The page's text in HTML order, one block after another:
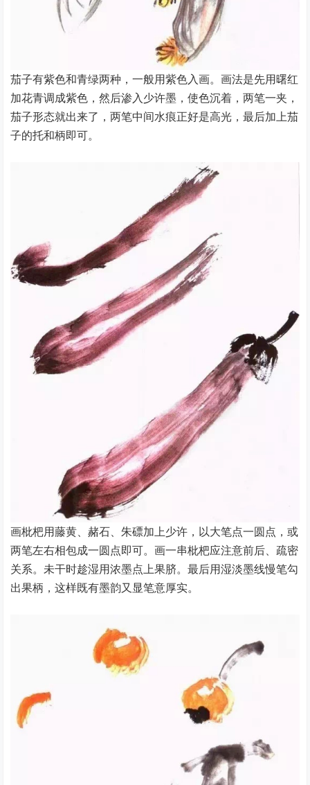
茄子有紫色和青绿两种，一般用紫色入画。画法是先用曙红
加花青调成紫色，然后渗入少许墨，使色沉着，两笔一夹，
茄子形态就出来了，两笔中间水痕正好是高光，最后加上茄
子的托和柄即可。
画枇杷用藤黄、赭石、朱磦加上少许，以大笔点一圆点，或
两笔左右相包成一圆点即可。画一串枇杷应注意前后、疏密
关系。未干时趁湿用浓墨点上果脐。最后用湿淡墨线慢笔勾
出果柄，这样既有墨韵又显笔意厚实。